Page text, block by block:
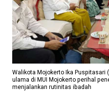
Walikota Mojokerto Ika
ulama di MUI Mojokerto perihal
menjalankan rutinitas ibadah